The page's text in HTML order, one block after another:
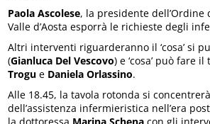
Paola Ascolese, la presidente
Valle d’Aosta esporrà le richieste degli
Altri interventi riguarderanno il ‘cosa’ si
(Gianluca Del Vescovo) e ‘cosa’ può fare
Trogue Daniela Orlassino.
Alle 18.45, la tavola rotonda si
dell’assistenza infermieristica nell’era